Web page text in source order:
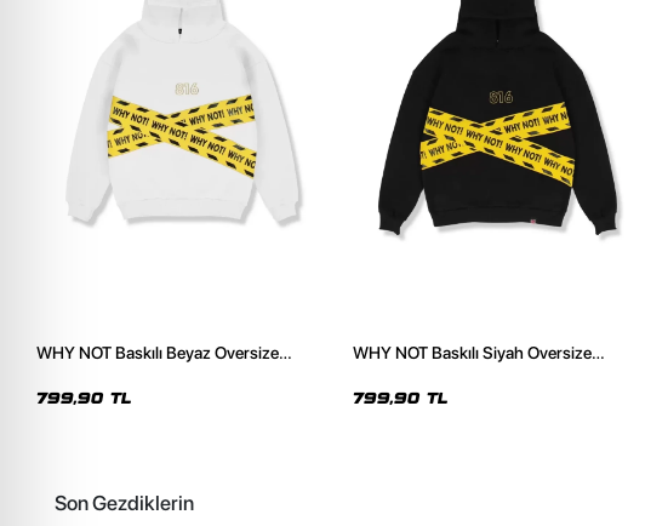
WHY NOT Baskılı Beyaz Oversize
799,90 TL
WHY NOT Baskılı Siyah Oversize
799,90 TL
Son Gezdiklerin